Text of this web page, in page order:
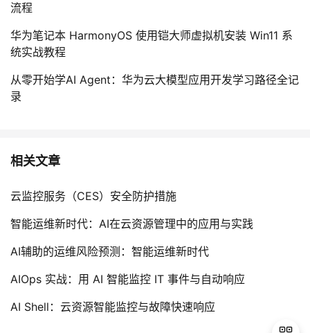
流程
华为笔记本 HarmonyOS 使用铠大师虚拟机安装 Win11 系
统实战教程
从零开始学AI Agent：华为云大模型应用开发学习路径全记
录
相关文章
云监控服务（CES）安全防护措施
智能运维新时代：AI在云资源管理中的应用与实践
AI辅助的运维风险预测：智能运维新时代
AIOps 实战：用 AI 智能监控 IT 事件与自动响应
AI Shell：云资源智能监控与故障快速响应